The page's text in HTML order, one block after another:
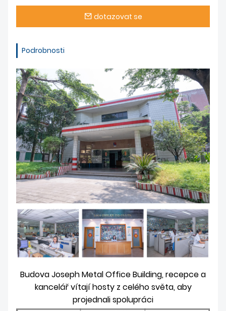
dotazovat se
Podrobnosti
Budova Joseph Metal Office Building, recepce a
kancelář vítají hosty z celého světa, aby
projednali spolupráci